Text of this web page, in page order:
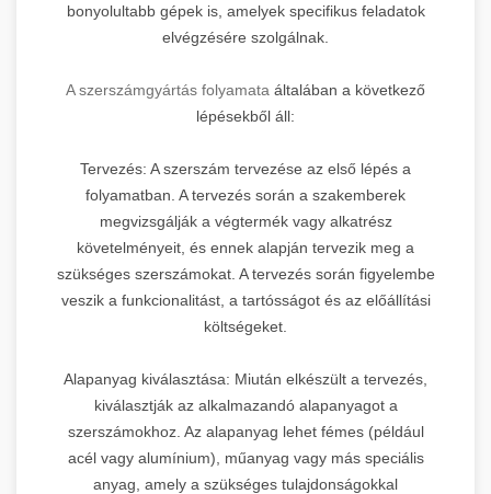
bonyolultabb gépek is, amelyek specifikus feladatok
elvégzésére szolgálnak.
A szerszámgyártás folyamata általában a következő
lépésekből áll:
Tervezés: A szerszám tervezése az első lépés a
folyamatban. A tervezés során a szakemberek
megvizsgálják a végtermék vagy alkatrész
követelményeit, és ennek alapján tervezik meg a
szükséges szerszámokat. A tervezés során figyelembe
veszik a funkcionalitást, a tartósságot és az előállítási
költségeket.
Alapanyag kiválasztása: Miután elkészült a tervezés,
kiválasztják az alkalmazandó alapanyagot a
szerszámokhoz. Az alapanyag lehet fémes (például
acél vagy alumínium), műanyag vagy más speciális
anyag, amely a szükséges tulajdonságokkal